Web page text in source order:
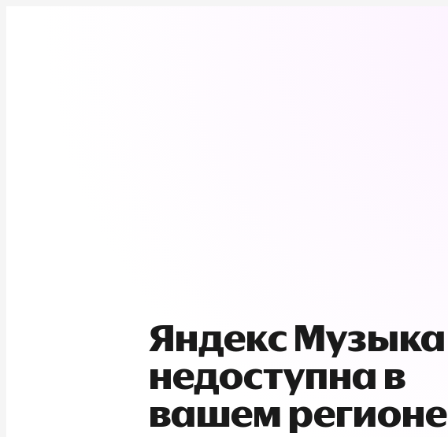
Яндекс Музыка
недоступна в
вашем регионе